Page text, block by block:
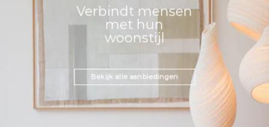
Verbindt mensen
met hun
woonstijl
Bekijk alle aanbiedingen